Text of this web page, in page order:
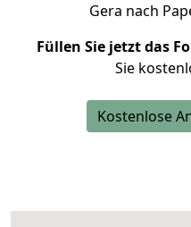
Gera nach
Füllen Sie jetzt das
Sie
Kostenlose